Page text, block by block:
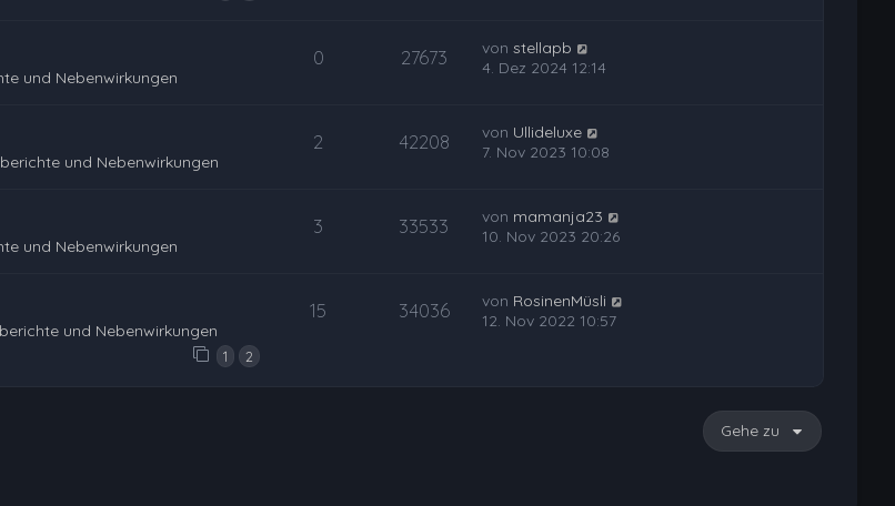
und Nebenwirkungen
0 27673 vonstellapb
4. Dez 2024 12:14
und Nebenwirkungen
2 42208 von Ullideluxe
7. Nov 2023 10:08
und Nebenwirkungen
3 33533 von mamanja23
10. Nov 2023 20:26
und Nebenwirkungen
1 2
15 34036 von RosinenMüsli
12. Nov 2022 10:57
Gehe zu